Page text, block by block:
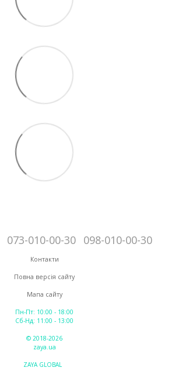
073-010-00-30 098-010-00-30
Контакти
Повна версія сайту
Мапа сайту
Пн-Пт: 10:00 - 18:00
Сб-Нд: 11:00 - 13:00
© 2018-2026
zaya.ua
ZAYA GLOBAL